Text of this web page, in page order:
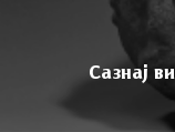
Сазнај